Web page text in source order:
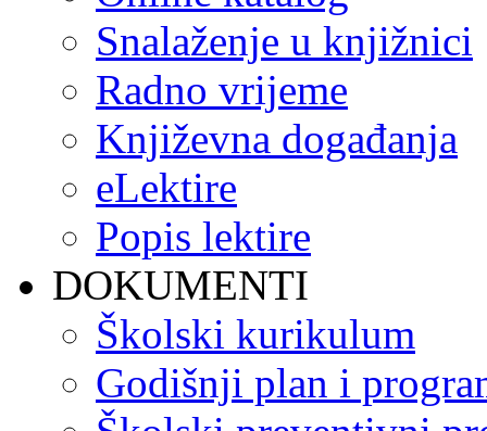
Snalaženje u knjižnici
Radno vrijeme
Književna događanja
eLektire
Popis lektire
DOKUMENTI
Školski kurikulum
Godišnji plan i